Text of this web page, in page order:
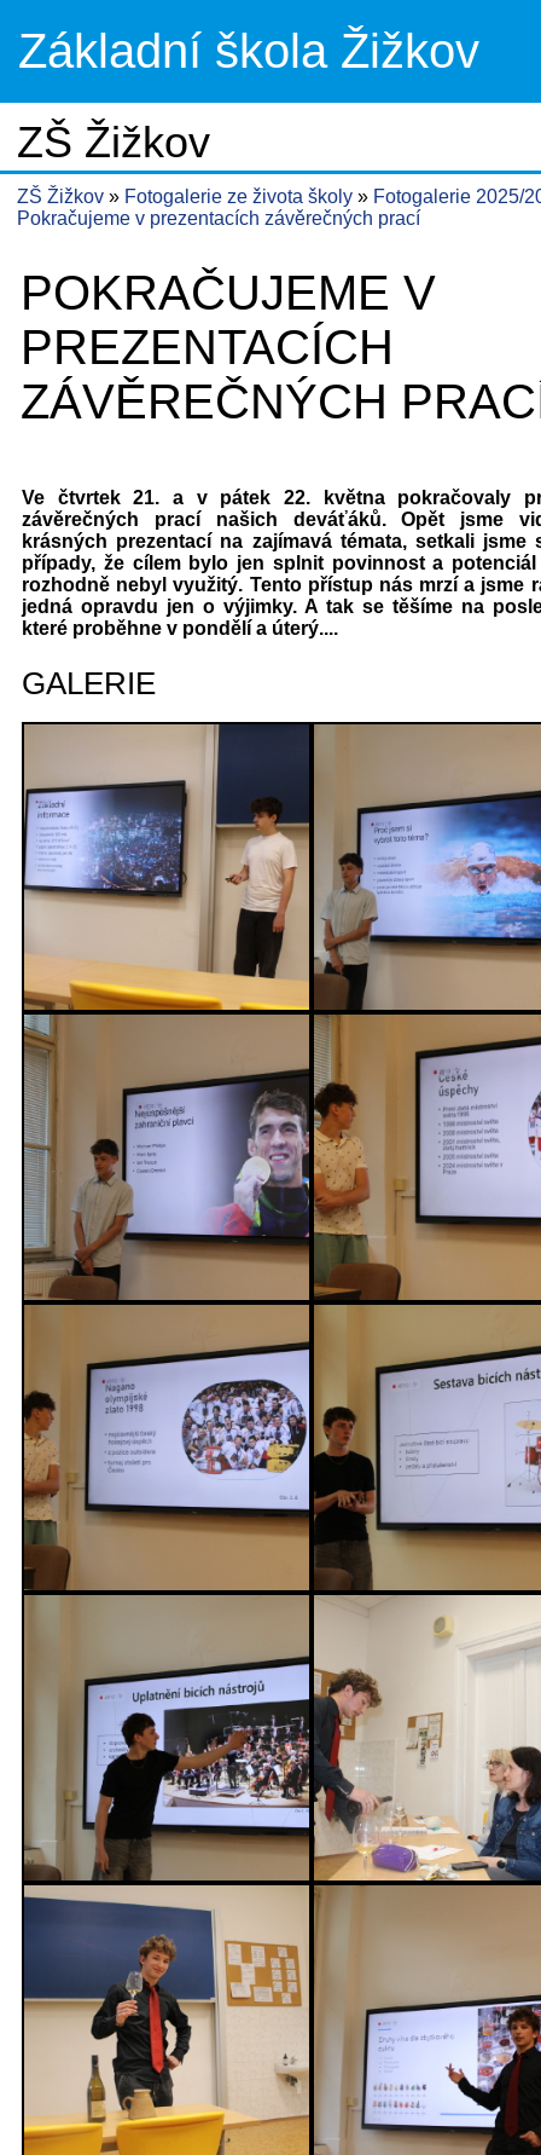
Základní škola Žižkov
ZŠ Žižkov
ZŠ Žižkov Fotogalerie ze života školy
Fotogalerie 2025/
Pokračujeme v prezentacích závěrečných prací
POKRAČUJEME V
PREZENTACÍCH
ZÁVĚREČNÝCH
Ve čtvrtek 21. a v pátek 22. května pokračovaly
závěrečných prací našich deváťáků. Opět jsme
krásných prezentací na zajímavá témata, setkali jsme
případy, že cílem bylo jen splnit povinnost a potenciál
rozhodně nebyl využitý. Tento přístup nás mrzí a jsme
jedná opravdu jen o výjimky. A tak se těšíme na
které proběhne v pondělí a úterý....
GALERIE